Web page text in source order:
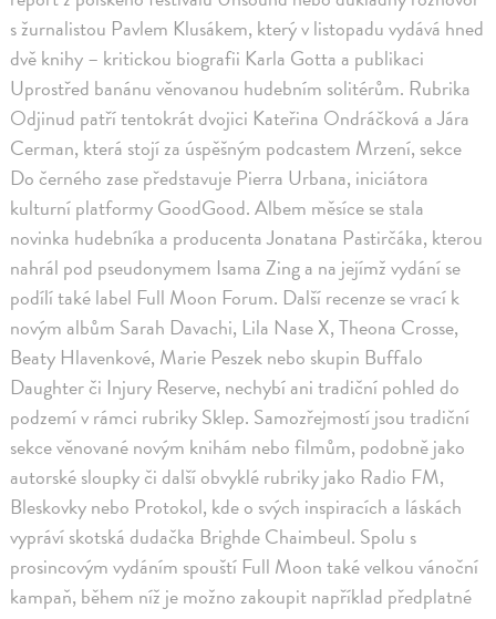
s žurnalistou Pavlem Klusákem, který v listopadu vydává hned
dvě knihy – kritickou biografii Karla Gotta a publikaci
Uprostřed banánu věnovanou hudebním solitérům. Rubrika
Odjinud patří tentokrát dvojici Kateřina Ondráčková a Jára
Cerman, která stojí za úspěšným podcastem Mrzení, sekce
Do černého zase představuje Pierra Urbana, iniciátora
kulturní platformy GoodGood. Albem měsíce se stala
novinka hudebníka a producenta Jonatana Pastirčáka, kterou
nahrál pod pseudonymem Isama Zing a na jejímž vydání se
podílí také label Full Moon Forum. Další recenze se vrací k
novým albům Sarah Davachi, Lila Nase X, Theona Crosse,
Beaty Hlavenkové, Marie Peszek nebo skupin Buffalo
Daughter či Injury Reserve, nechybí ani tradiční pohled do
podzemí v rámci rubriky Sklep. Samozřejmostí jsou tradiční
sekce věnované novým knihám nebo filmům, podobně jako
autorské sloupky či další obvyklé rubriky jako Radio FM,
Bleskovky nebo Protokol, kde o svých inspiracích a láskách
vypráví skotská dudačka Brighde Chaimbeul. Spolu s
prosincovým vydáním spouští Full Moon také velkou vánoční
kampaň, během níž je možno zakoupit například předplatné